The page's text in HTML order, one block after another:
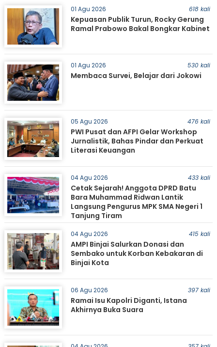
01 Agu 2026 618 kali
Kepuasan Publik Turun, Rocky Gerung
Ramal Prabowo Bakal Bongkar Kabinet
01 Agu 2026 530 kali
Membaca Survei, Belajar dari Jokowi
05 Agu 2026 476 kali
PWI Pusat dan AFPI Gelar Workshop
Jurnalistik, Bahas Pindar dan Perkuat
Literasi Keuangan
04 Agu 2026 433 kali
Cetak Sejarah! Anggota DPRD Batu
Bara Muhammad Ridwan Lantik
Langsung Pengurus MPK SMA Negeri 1
Tanjung Tiram
04 Agu 2026 415 kali
AMPI Binjai Salurkan Donasi dan
Sembako untuk Korban Kebakaran di
Binjai Kota
06 Agu 2026 397 kali
Ramai Isu Kapolri Diganti, Istana
Akhirnya Buka Suara